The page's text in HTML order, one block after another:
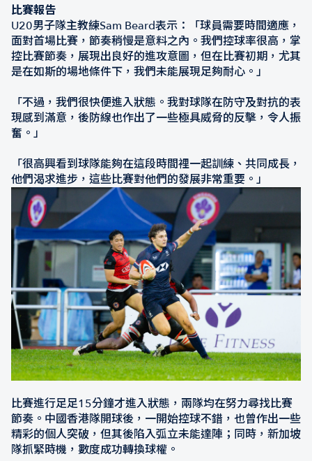
比賽報告
U20男子隊主教練Sam Beard表示：「球員需要時間適應，
面對首場比賽，節奏稍慢是意料之內。我們控球率很高，掌
控比賽節奏，展現出良好的進攻意圖，但在比賽初期，尤其
是在如斯的場地條件下，我們未能展現足夠耐心。」
「不過，我們很快便進入狀態。我對球隊在防守及對抗的表
現感到滿意，後防線也作出了一些極具威脅的反擊，令人振
奮。」
「很高興看到球隊能夠在這段時間裡一起訓練、共同成長，
他們渴求進步，這些比賽對他們的發展非常重要。」
比賽進行足足15分鐘才進入狀態，兩隊均在努力尋找比賽
節奏。中國香港隊開球後，一開始控球不錯，也曾作出一些
精彩的個人突破，但其後陷入弧立未能達陣；同時，新加坡
隊抓緊時機，數度成功轉換球權。